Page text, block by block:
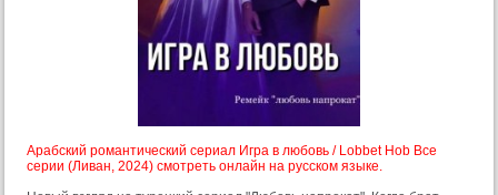
Арабский романтический сериал Игра в любовь / Lobbet Hob Все
серии (Ливан, 2024) смотреть онлайн на русском языке.